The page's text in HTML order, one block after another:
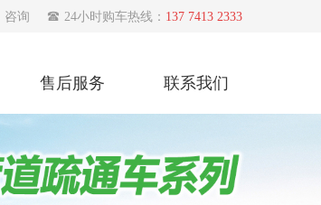
咨询  24小时购车热线： 137 7413 2333
售后服务 联系我们